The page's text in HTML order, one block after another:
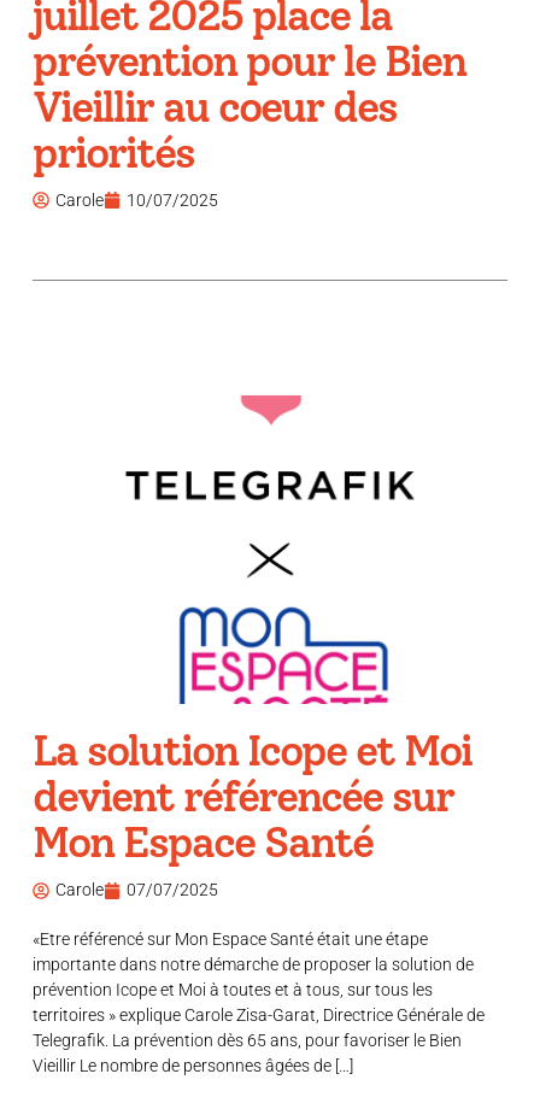
juillet 2025 place la
prévention pour le Bien
Vieillir au coeur des
priorités
Carole 10/07/2025
La solution Icope et Moi
devient référencée sur
Mon Espace Santé
Carole 07/07/2025
«Etre référencé sur Mon Espace Santé était une étape
importante dans notre démarche de proposer la solution de
prévention Icope et Moi à toutes et à tous, sur tous les
territoires » explique Carole Zisa-Garat, Directrice Générale de
Telegrafik. La prévention dès 65 ans, pour favoriser le Bien
Vieillir Le nombre de personnes âgées de […]